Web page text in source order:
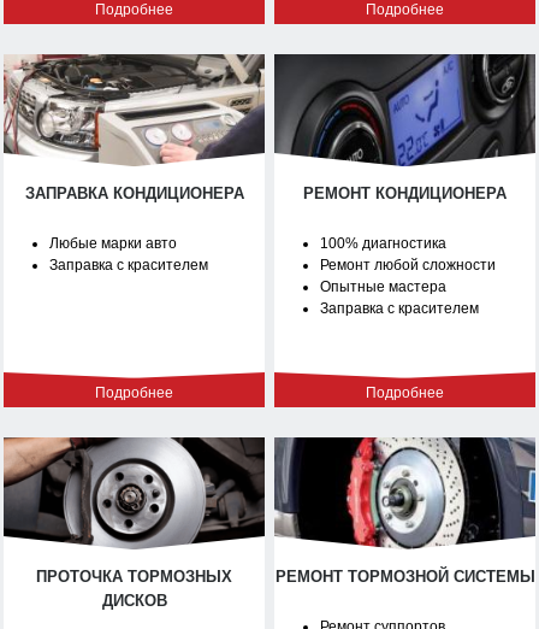
Подробнее Подробнее
ЗАПРАВКА КОНДИЦИОНЕРА
Любые марки авто
Заправка с красителем
Подробнее
РЕМОНТ КОНДИЦИОНЕРА
100% диагностика
Ремонт любой сложности
Опытные мастера
Заправка с красителем
Подробнее
ПРОТОЧКА ТОРМОЗНЫХ
ДИСКОВ
РЕМОНТ ТОРМОЗНОЙ СИСТЕМЫ